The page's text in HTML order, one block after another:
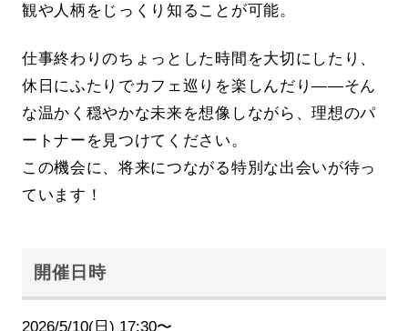
観や人柄をじっくり知ることが可能。
仕事終わりのちょっとした時間を大切にしたり、
休日にふたりでカフェ巡りを楽しんだり——そん
な温かく穏やかな未来を想像しながら、理想のパ
ートナーを見つけてください。
この機会に、将来につながる特別な出会いが待っ
ています！
開催日時
2026/5/10(日) 17:30〜